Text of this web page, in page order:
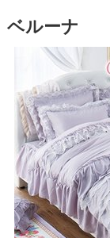
ベルーナ